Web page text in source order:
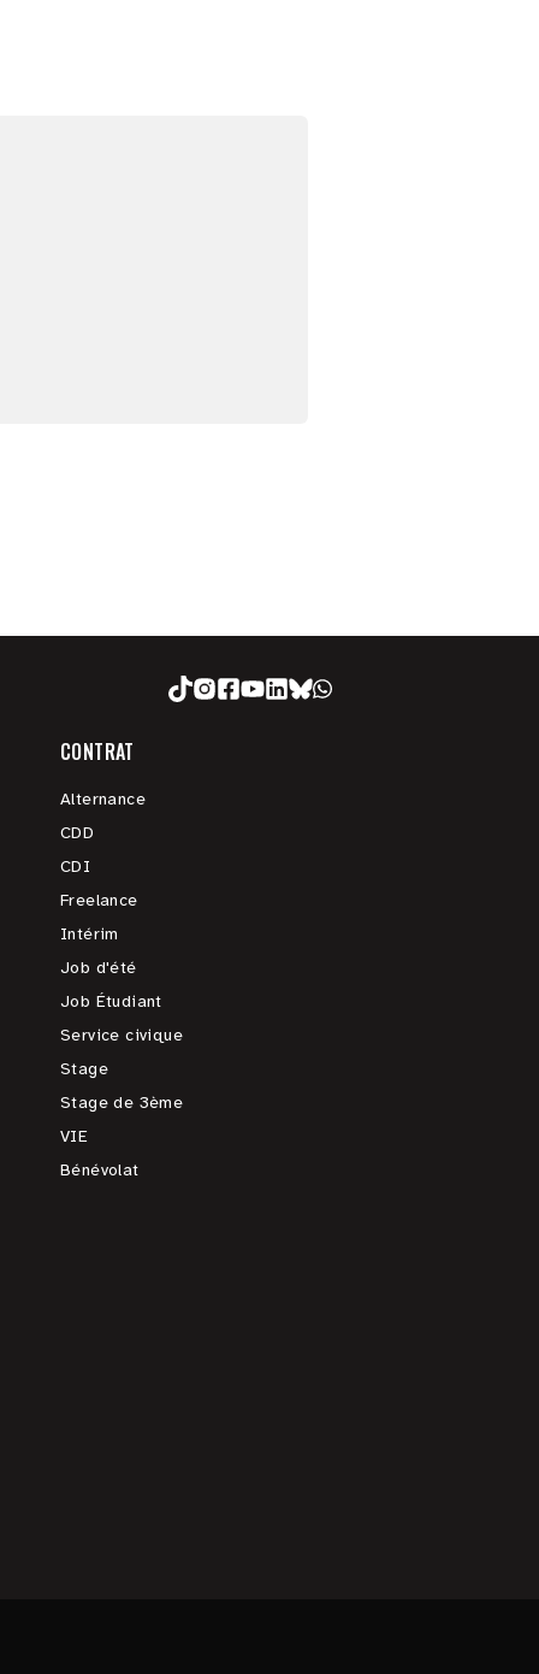
CONTRAT
Alternance
CDD
CDI
Freelance
Intérim
Job d'été
Job Étudiant
Service civique
Stage
Stage de 3ème
VIE
Bénévolat